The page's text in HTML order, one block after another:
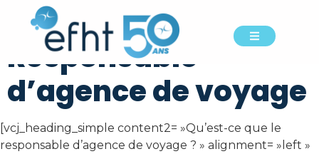
Métier du voyage –
Responsable
d’agence de voyage
[vcj_heading_simple content2= »Qu’est-ce que le
responsable d’agence de voyage ? » alignment= »left »